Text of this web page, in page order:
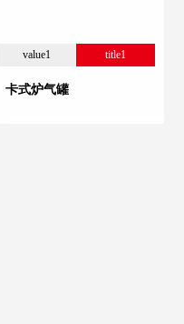
value1 title1
卡式炉气罐